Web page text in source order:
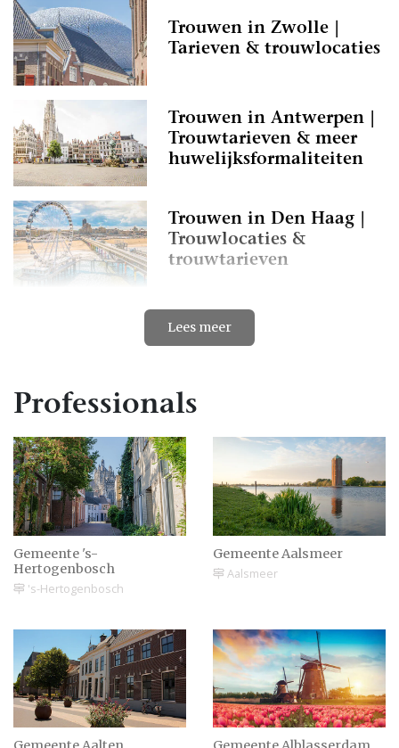
Professionals
Gemeente 's-
Hertogenbosch
's-Hertogenbosch
Gemeente Aalsmeer
Aalsmeer
Trouwen in Zwolle |
Tarieven & trouwlocaties
Trouwen in Antwerpen |
Trouwtarieven & meer
huwelijksformaliteiten
Trouwen in Den Haag |
Trouwlocaties &
trouwtarieven
Trouwceremonie in het
gemeentehuis? Lees snel
met dezelfde persoon? |
Knipperlicht huwelijk
Trouwen in Haarlem |
trouwlocaties
uitkering als je getrouwd
bent?
Lees meer